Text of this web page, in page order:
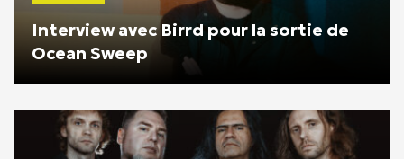
Interview avec Birrd pour la sortie de
Ocean Sweep